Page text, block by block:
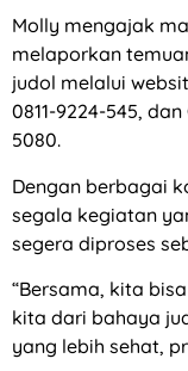
Molly mengajak
melaporkan
judol melalui
0811-9224-545,
5080.
Dengan berbagai
segala kegiatan
segera diproses
“Bersama, kita
kita dari bahaya
yang lebih sehat,